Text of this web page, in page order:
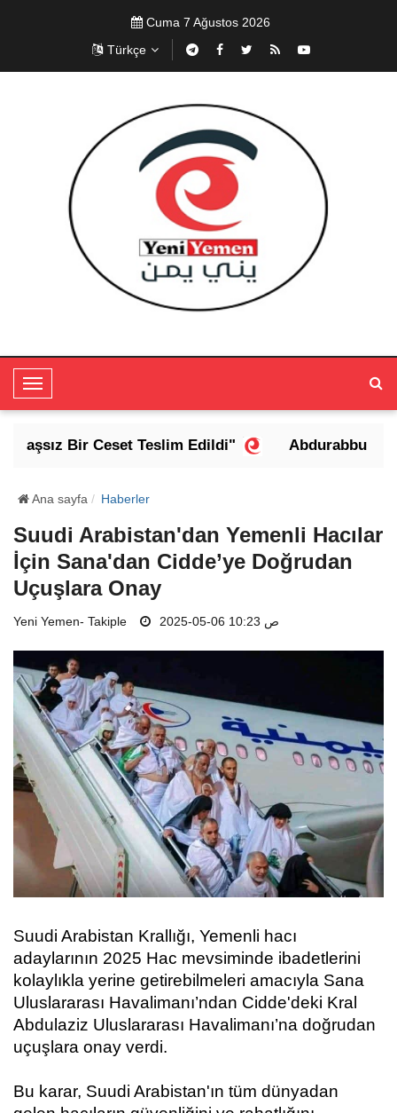
Cuma 7 Ağustos 2026
Türkçe
T
o
g
e
a
v
g
a
o
n
Bir Ceset Teslim Edildi" Abdurabbu
Ana sayfa Haberler
Suudi Arabistan'dan Yemenli Hacılar
İçin Sana'dan Cidde’ye Doğrudan
Uçuşlara Onay
Yeni Yemen- Takiple 2025-05-06 10:23 ص
Suudi Arabistan Krallığı, Yemenli hacı
adaylarının 2025 Hac mevsiminde ibadetlerini
kolaylıkla yerine getirebilmeleri amacıyla Sana
Uluslararası Havalimanı’ndan Cidde'deki Kral
Abdulaziz Uluslararası Havalimanı’na doğrudan
uçuşlara onay verdi.
Bu karar, Suudi Arabistan'ın tüm dünyadan